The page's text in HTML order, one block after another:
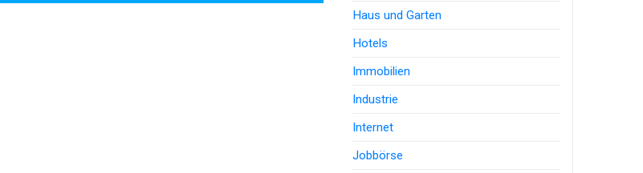
Haus und Garten
Hotels
Immobilien
Industrie
Internet
Jobbörse